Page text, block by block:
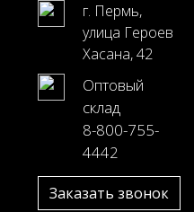
г. Пермь,
улица Героев
Хасана, 42
Оптовый
склад
8-800-755-
4442
Заказать звонок